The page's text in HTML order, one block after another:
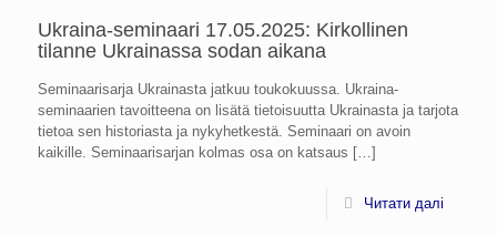
Ukraina-seminaari 17.05.2025: Kirkollinen
tilanne Ukrainassa sodan aikana
Seminaarisarja Ukrainasta jatkuu toukokuussa. Ukraina-
seminaarien tavoitteena on lisätä tietoisuutta Ukrainasta ja tarjota
tietoa sen historiasta ja nykyhetkestä. Seminaari on avoin
kaikille. Seminaarisarjan kolmas osa on katsaus […]
Читати далі